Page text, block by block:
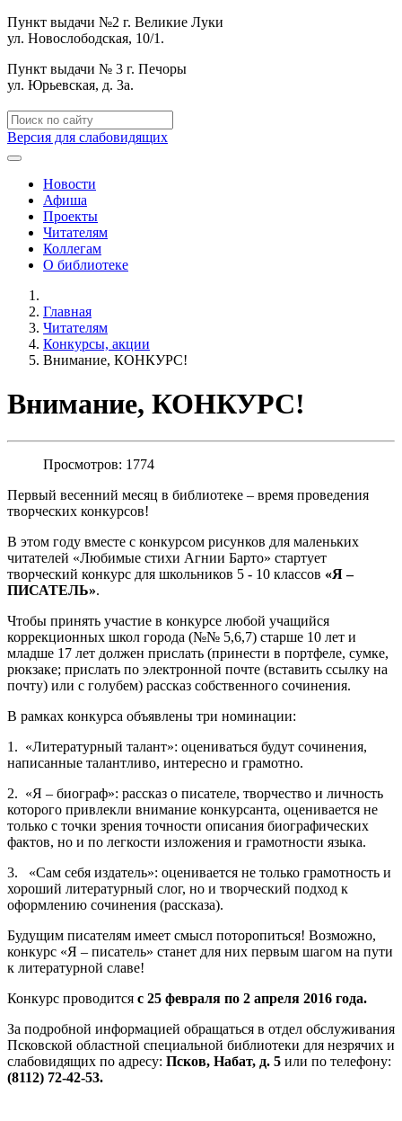
Пункт выдачи №2 г. Великие Луки
ул. Новослободская, 10/1.
Пункт выдачи № 3 г. Печоры
ул. Юрьевская, д. 3а.
Версия для слабовидящих
Новости
Афиша
Проекты
Читателям
Коллегам
О библиотеке
Главная
Читателям
Конкурсы, акции
Внимание, КОНКУРС!
Внимание, КОНКУРС!
Просмотров: 1774
Первый весенний месяц в библиотеке – время проведения
творческих конкурсов!
В этом году вместе с конкурсом рисунков для маленьких
читателей «Любимые стихи Агнии Барто» стартует
творческий конкурс для школьников 5 - 10 классов «Я –
ПИСАТЕЛЬ».
Чтобы принять участие в конкурсе любой учащийся
коррекционных школ города (№№ 5,6,7) старше 10 лет и
младше 17 лет должен прислать (принести в портфеле, сумке,
рюкзаке; прислать по электронной почте (вставить ссылку на
почту) или с голубем) рассказ собственного сочинения.
В рамках конкурса объявлены три номинации:
1. «Литературный талант»: оцениваться будут сочинения,
написанные талантливо, интересно и грамотно.
2. «Я – биограф»: рассказ о писателе, творчество и личность
которого привлекли внимание конкурсанта, оценивается не
только с точки зрения точности описания биографических
фактов, но и по легкости изложения и грамотности языка.
3. «Сам себя издатель»: оценивается не только грамотность и
хороший литературный слог, но и творческий подход к
оформлению сочинения (рассказа).
Будущим писателям имеет смысл поторопиться! Возможно,
конкурс «Я – писатель» станет для них первым шагом на пути
к литературной славе!
Конкурс проводится с 25 февраля по 2 апреля 2016 года.
За подробной информацией обращаться в отдел обслуживания
Псковской областной специальной библиотеки для незрячих и
слабовидящих по адресу: Псков, Набат, д. 5 или по телефону:
(8112) 72-42-53.